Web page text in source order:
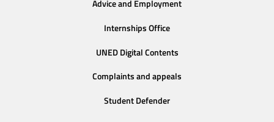
Advice and Employment
Internships Office
UNED Digital Contents
Complaints and appeals
Student Defender